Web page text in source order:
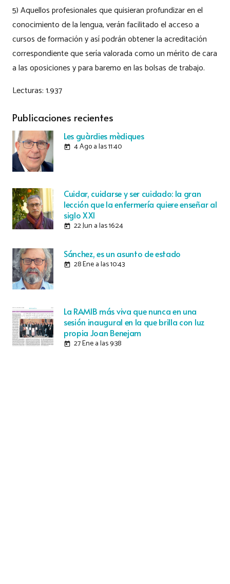
5) Aquellos profesionales que quisieran profundizar en el
conocimiento de la lengua, verán facilitado el acceso a
cursos de formación y así podrán obtener la acreditación
correspondiente que sería valorada como un mérito de cara
a las oposiciones y para baremo en las bolsas de trabajo.
Lecturas:1.937
Publicaciones recientes
Les guàrdies mèdiques
today 4 Ago a las 11:40
Cuidar, cuidarse y ser cuidado: la gran
lección que la enfermería quiere enseñar al
siglo XXI
today 22 Jun a las 16:24
Sánchez, es un asunto de estado
today 28 Ene a las 10:43
La RAMIB más viva que nunca en una
sesión inaugural en la que brilla con luz
propia Joan Benejam
today 27 Ene a las 9:38